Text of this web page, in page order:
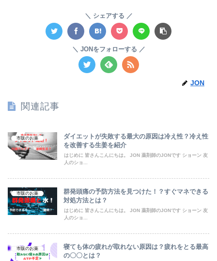
シェアする
JONをフォローする
JON
関連記事
市販のお薬
ダイエットが失敗する最大の原因は冷え性？冷え性
を改善する生姜を紹介
はじめに 皆さんこんにちは。 JON 薬剤師のJONです ショーン 友
人のショ...
市販のお薬
群発頭痛の予防方法を見つけた！？すぐマネできる
対処方法とは？
はじめに 皆さんこんにちは。 JON 薬剤師のJONです ショーン 友
人のショ...
市販のお薬
寝ても体の疲れが取れない原因は？疲れをとる最高
の〇〇とは？